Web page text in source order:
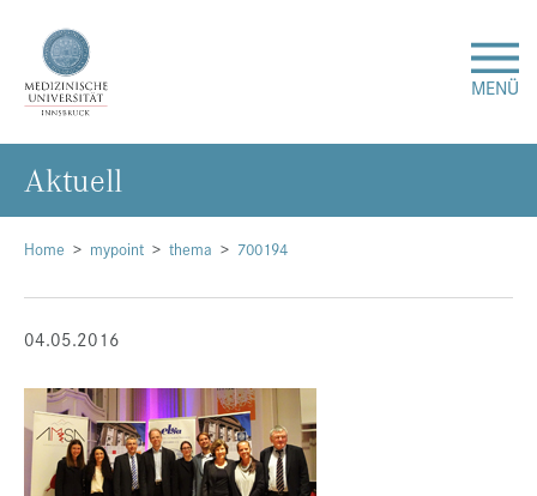
MENÜ
Forschung
Studium & Lehre
Krankenversorgung
Über uns
Internationales
Home mypoint thema 700194
04.05.2016
Ak­tu­ell